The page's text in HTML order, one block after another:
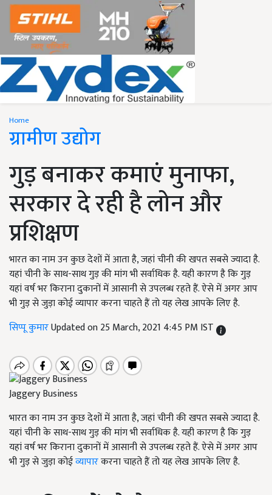
Home
ग्रामीण उद्योग
गुड़ बनाकर कमाएं मुनाफा,
सरकार दे रही है लोन और
प्रशिक्षण
भारत का नाम उन कुछ देशों में आता है, जहां चीनी की खपत सबसे ज्यादा है.
यहां चीनी के साथ-साथ गुड़ की मांग भी सर्वाधिक है. यही कारण है कि गुड़
यहां वर्ष भर किराना दुकानों में आसानी से उपलब्ध रहते हैं. ऐसे में अगर आप
भी गुड़ से जुड़ा कोई व्यापार करना चाहते हैं तो यह लेख आपके लिए है.
सिप्पू कुमारUpdated on 25 March, 2021 4:45 PM IST
Jaggery Business
भारत का नाम उन कुछ देशों में आता है, जहां चीनी की खपत सबसे ज्यादा है.
यहां चीनी के साथ-साथ गुड़ की मांग भी सर्वाधिक है. यही कारण है कि गुड़
यहां वर्ष भर किराना दुकानों में आसानी से उपलब्ध रहते हैं. ऐसे में अगर आप
भी गुड़ से जुड़ा कोईव्यापारकरना चाहते हैं तो यह लेख आपके लिए है.